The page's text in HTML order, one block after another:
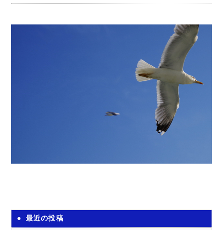
最近の投稿